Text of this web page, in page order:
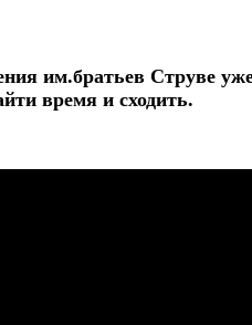
им.братьев Струве
время и сходить.